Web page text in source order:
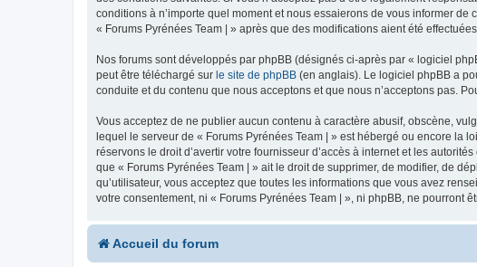
conditions à n’importe quel moment et nous essaierons de vous informer
« Forums Pyrénées Team | » après que des modifications aient été
Nos forums sont développés par phpBB (désignés ci-après par « logiciel
peut être téléchargé sur le site de phpBB (en anglais). Le logiciel phpBB a
conduite et du contenu que nous acceptons et que nous n’acceptons pas.
Vous acceptez de ne publier aucun contenu à caractère abusif, obscène,
lequel le serveur de « Forums Pyrénées Team | » est hébergé ou encore la
réservons le droit d’avertir votre fournisseur d’accès à internet et les
que « Forums Pyrénées Team | » ait le droit de supprimer, de modifier, de
qu’utilisateur, vous acceptez que toutes les informations que vous avez
votre consentement, ni « Forums Pyrénées Team | », ni phpBB, ne pourront
Accueil du forum